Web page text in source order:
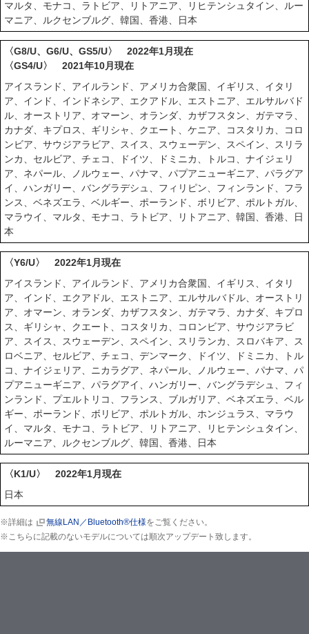
マルタ、モナコ、ラトビア、リトアニア、リヒテンシュタイン、ルー
マニア、ルクセンブルグ、韓国、香港、日本
〈G8/U、G6/U、GS5/U〉 2022年1月現在
〈GS4/U〉 2021年10月現在
アイスランド、アイルランド、アメリカ合衆国、イギリス、イタリ
ア、インド、インドネシア、エクアドル、エストニア、エルサルバド
ル、オーストリア、オマーン、オランダ、カザフスタン、ガテマラ、
カナダ、キプロス、ギリシャ、クエート、ケニア、コスタリカ、コロ
ンビア、サウジアラビア、スイス、スウェーデン、スペイン、スリラ
ンカ、セルビア、チェコ、ドイツ、ドミニカ、トルコ、ナイジェリ
ア、ネパール、ノルウェー、パナマ、パプアニューギニア、パラグア
イ、ハンガリー、バングラデシュ、フィリピン、フィンランド、フラ
ンス、ベネズエラ、ベルギー、ポーランド、ボリビア、ポルトガル、
マラウイ、マルタ、モナコ、ラトビア、リトアニア、韓国、香港、日
本
〈Y6/U〉 2022年1月現在
アイスランド、アイルランド、アメリカ合衆国、イギリス、イタリ
ア、インド、エクアドル、エストニア、エルサルバドル、オーストリ
ア、オマーン、オランダ、カザフスタン、ガテマラ、カナダ、キプロ
ス、ギリシャ、クエート、コスタリカ、コロンビア、サウジアラビ
ア、スイス、スウェーデン、スペイン、スリランカ、スロバキア、ス
ロベニア、セルビア、チェコ、デンマーク、ドイツ、ドミニカ、トル
コ、ナイジェリア、ニカラグア、ネパール、ノルウェー、パナマ、パ
プアニューギニア、パラグアイ、ハンガリー、バングラデシュ、フィ
ンランド、プエルトリコ、フランス、ブルガリア、ベネズエラ、ベル
ギー、ポーランド、ボリビア、ポルトガル、ホンジュラス、マラウ
イ、マルタ、モナコ、ラトビア、リトアニア、リヒテンシュタイン、
ルーマニア、ルクセンブルグ、韓国、香港、日本
〈K1/U〉 2022年1月現在
日本
※詳細は 無線LAN／Bluetooth®仕様をご覧ください。
※こちらに記載のないモデルについては順次アップデート致します。